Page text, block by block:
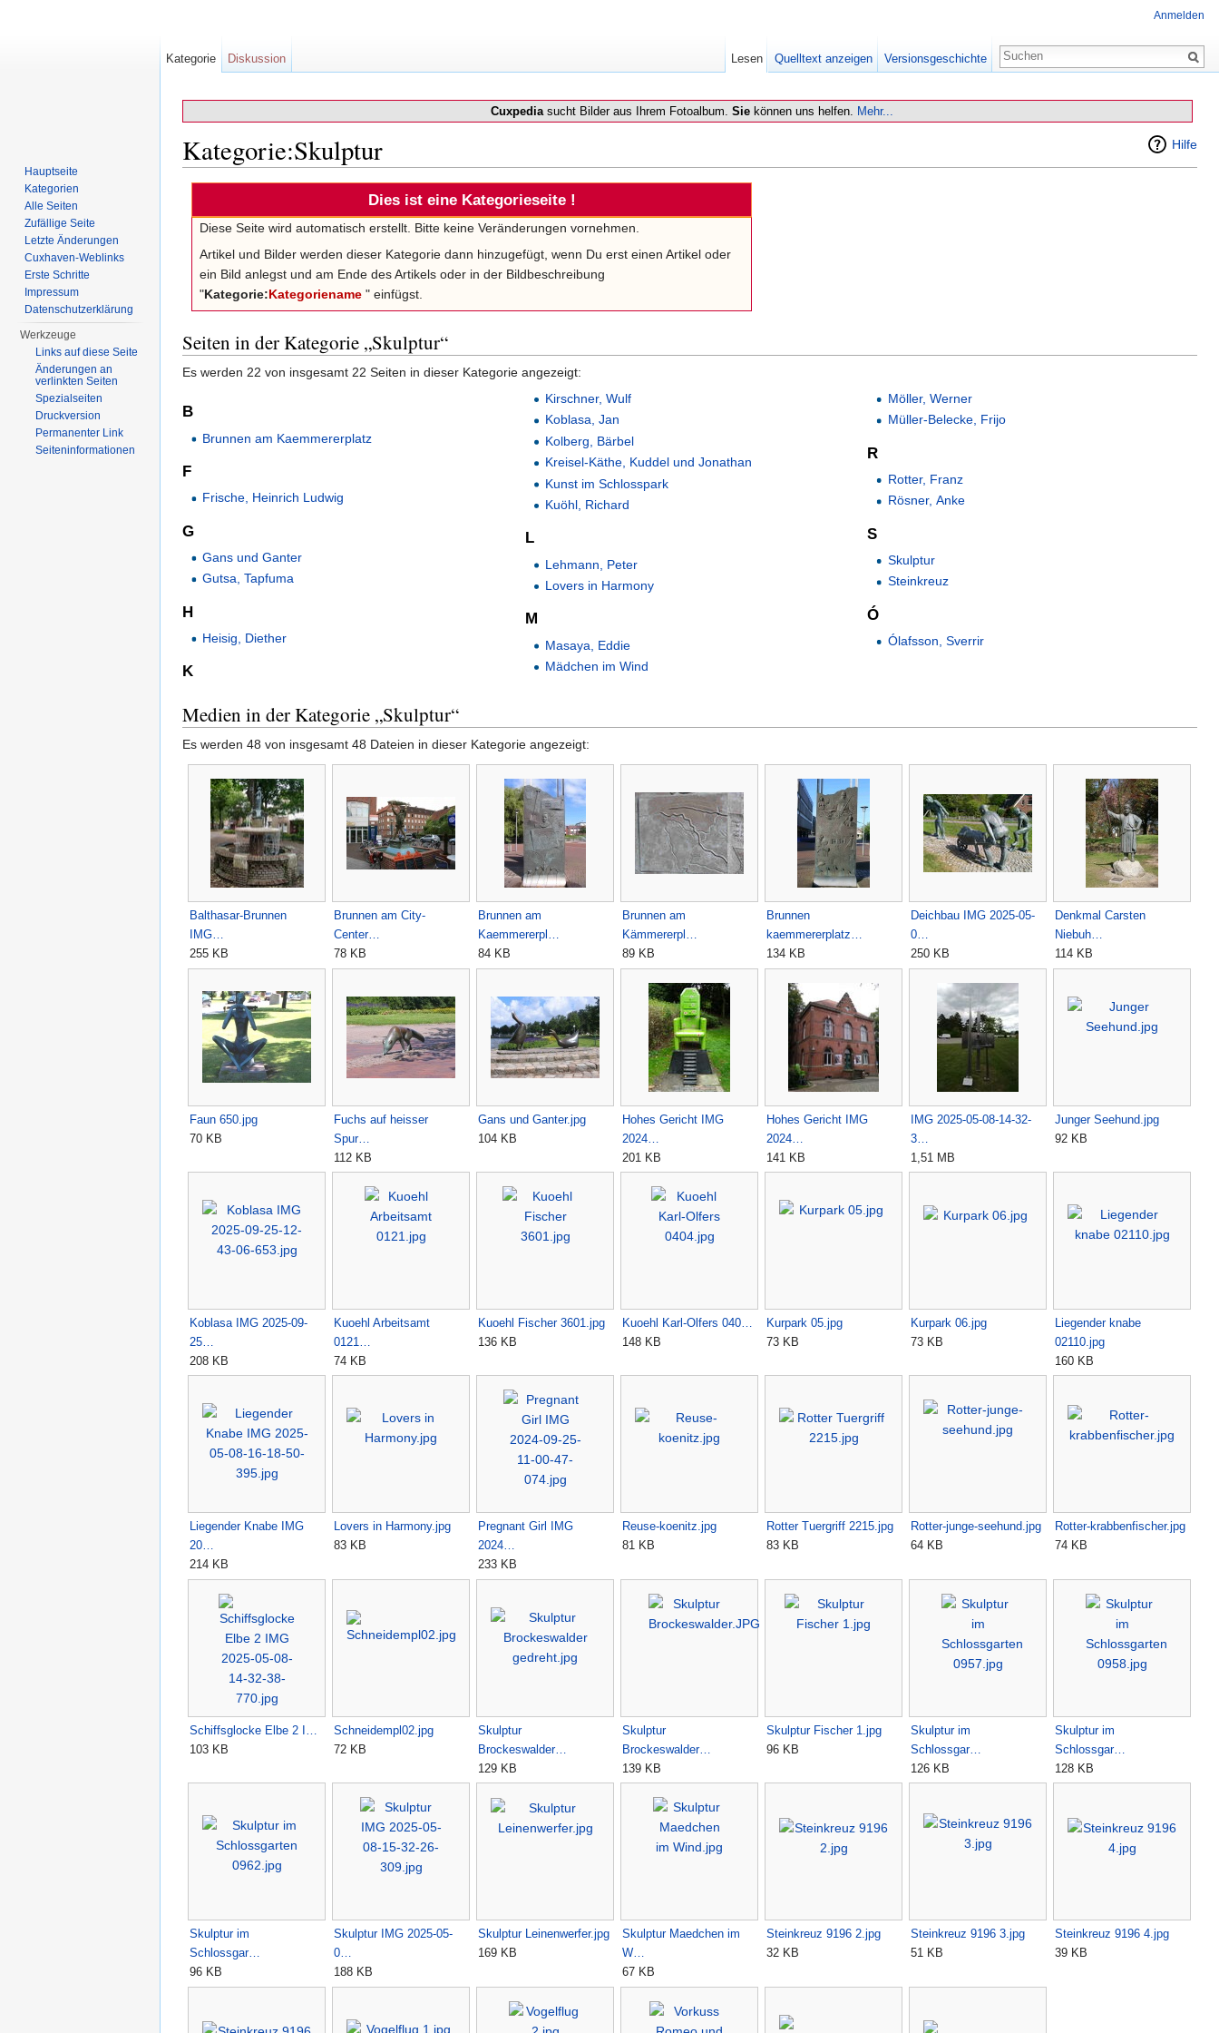
Cuxpediasucht Bilder aus Ihrem Fotoalbum. Sie können uns helfen. Mehr...
Hilfe
Kategorie:Skulptur
Dies ist eine Kategorieseite !
Diese Seite wird automatisch erstellt. Bitte keine Veränderungen vornehmen.
Artikel und Bilder werden dieser Kategorie dann hinzugefügt, wenn Du erst einen Artikel oder
ein Bild anlegst und am Ende des Artikels oder in der Bildbeschreibung
"Kategorie:Kategoriename " einfügst.
Seiten in der Kategorie „Skulptur“
Es werden 22 von insgesamt 22 Seiten in dieser Kategorie angezeigt:
B
Brunnen am Kaemmererplatz
F
Frische, Heinrich Ludwig
G
Gans und Ganter
Gutsa, Tapfuma
H
Heisig, Diether
K
Kirschner, Wulf
Koblasa, Jan
Kolberg, Bärbel
Kreisel-Käthe, Kuddel und Jonathan
Kunst im Schlosspark
Kuöhl, Richard
L
Lehmann, Peter
Lovers in Harmony
M
Masaya, Eddie
Mädchen im Wind
Möller, Werner
Müller-Belecke, Frijo
R
Rotter, Franz
Rösner, Anke
S
Skulptur
Steinkreuz
Ó
Ólafsson, Sverrir
Medien in der Kategorie „Skulptur“
Es werden 48 von insgesamt 48 Dateien in dieser Kategorie angezeigt:
Balthasar-Brunnen
IMG…
255 KB
Brunnen am City-
Center…
78 KB
Brunnen am
Kaemmererpl…
84 KB
Brunnen am
Kämmererpl…
89 KB
Brunnen
kaemmererplatz…
134 KB
Deichbau IMG 2025-05-
0…
250 KB
Denkmal Carsten
Niebuh…
114 KB
Faun 650.jpg
70 KB
Fuchs auf heisser
Spur…
112 KB
Gans und Ganter.jpg
104 KB
Hohes Gericht IMG
2024…
201 KB
Hohes Gericht IMG
2024…
141 KB
IMG 2025-05-08-14-32-
3…
1,51 MB
Junger Seehund.jpg
92 KB
Koblasa IMG 2025-09-
25…
208 KB
Kuoehl Arbeitsamt
0121…
74 KB
Kuoehl Fischer 3601.jpg
136 KB
Kuoehl Karl-Olfers 040…
148 KB
Kurpark 05.jpg
73 KB
Kurpark 06.jpg
73 KB
Liegender knabe
02110.jpg
160 KB
Liegender Knabe IMG
20…
214 KB
Lovers in Harmony.jpg
83 KB
Pregnant Girl IMG
2024…
233 KB
Reuse-koenitz.jpg
81 KB
Rotter Tuergriff 2215.jpg
83 KB
Rotter-junge-seehund.jpg
64 KB
Rotter-krabbenfischer.jpg
74 KB
Schiffsglocke Elbe 2 I…
103 KB
Schneidempl02.jpg
72 KB
Skulptur
Brockeswalder…
129 KB
Skulptur
Brockeswalder…
139 KB
Skulptur Fischer 1.jpg
96 KB
Skulptur im
Schlossgar…
126 KB
Skulptur im
Schlossgar…
128 KB
Skulptur im
Schlossgar…
96 KB
Skulptur IMG 2025-05-
0…
188 KB
Skulptur Leinenwerfer.jpg
169 KB
Skulptur Maedchen im
W…
67 KB
Steinkreuz 9196 2.jpg
32 KB
Steinkreuz 9196 3.jpg
51 KB
Steinkreuz 9196 4.jpg
39 KB
Anmelden
Kategorie Diskussion Lesen Quelltext anzeigen Versionsgeschichte
Hauptseite
Kategorien
Alle Seiten
Zufällige Seite
Letzte Änderungen
Cuxhaven-Weblinks
Erste Schritte
Impressum
Datenschutzerklärung
Werkzeuge
Links auf diese Seite
Änderungen an
verlinkten Seiten
Spezialseiten
Druckversion
Permanenter Link
Seiten­informationen